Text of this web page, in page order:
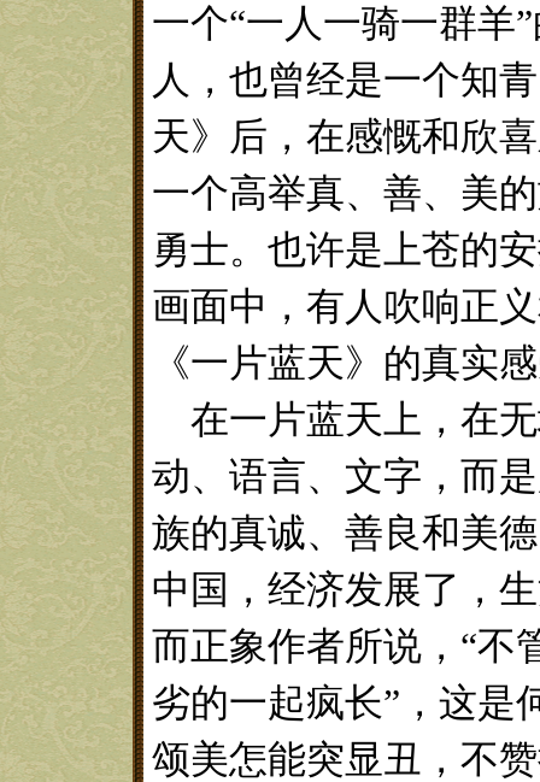
一个“一人一骑一群羊
人，也曾经是一个知
天》后，在感慨和欣
一个高举真、善、美
勇士。也许是上苍的
画面中，有人吹响正
《一片蓝天》的真实
在一片蓝天上，在
动、语言、文字，而
族的真诚、善良和美
中国，经济发展了，
而正象作者所说， “不
劣的一起疯长”，这是
颂美怎能突显丑，不